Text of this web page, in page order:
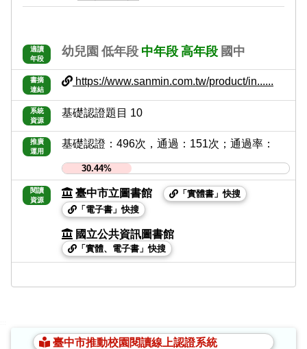
適讀
年段
幼兒園 低年段 中年段 高年段 國中
書摘
連結
https://www.sanmin.com.tw/product/in......
系統
資源
基礎認證題目 10
推廣
運用
基礎認證：496次，通過：151次；通過率：
30.44%
閱讀
資源
臺中市立圖書館
「實體書」快搜
「電子書」快搜
國立公共資訊圖書館
「實體、電子書」快搜
臺中市推動校園閱讀線上認證系統